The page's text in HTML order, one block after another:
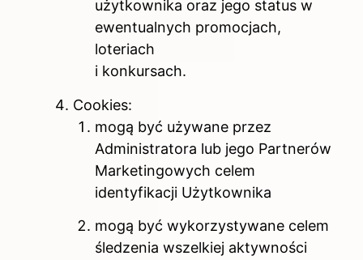
użytkownika oraz jego status w
ewentualnych promocjach,
loteriach
i konkursach.
Cookies:
mogą być używane przez
Administratora lub jego Partnerów
Marketingowych celem
identyfikacji Użytkownika
mogą być wykorzystywane celem
śledzenia wszelkiej aktywności